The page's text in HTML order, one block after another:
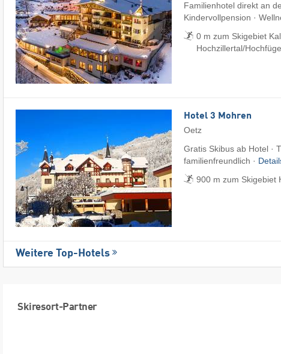
Familienhotel direkt an
Kindervollpension ·
0 m zum Skigebiet
Hochzillertal/​
Hotel 3 Mohren
Oetz
Gratis Skibus ab Hotel ·
familienfreundlich ·
900 m zum Skigebiet
Weitere Top-Hotels
Skiresort-Partner